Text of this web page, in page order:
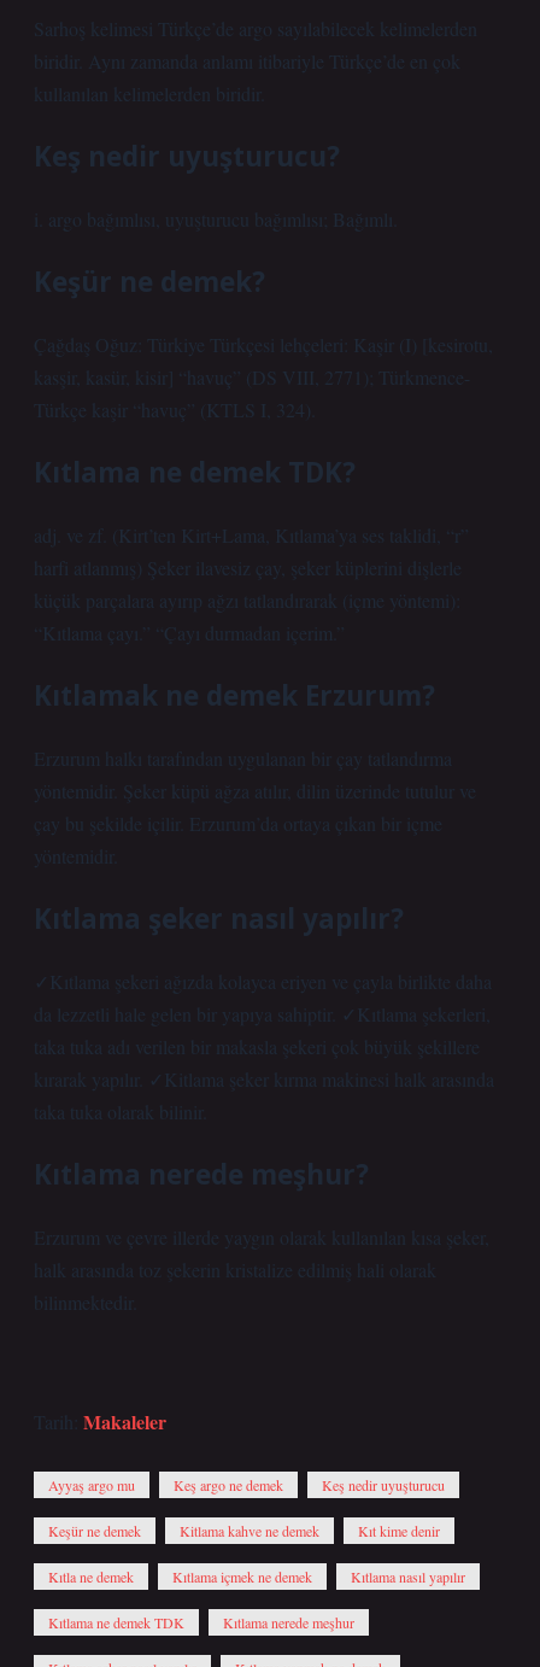
Sarhoş kelimesi Türkçe’de argo sayılabilecek kelimelerden
biridir. Aynı zamanda anlamı itibariyle Türkçe’de en çok
kullanılan kelimelerden biridir.
Keş nedir uyuşturucu?
i. argo bağımlısı, uyuşturucu bağımlısı; Bağımlı.
Keşür ne demek?
Çağdaş Oğuz: Türkiye Türkçesi lehçeleri: Kaşir (I) [kesirotu,
kasşir, kasür, kisir] “havuç” (DS VIII, 2771); Türkmence-
Türkçe kaşir “havuç” (KTLS I, 324).
Kıtlama ne demek TDK?
adj. ve zf. (Kirt’ten Kirt+Lama, Kıtlama’ya ses taklidi, “r”
harfi atlanmış) Şeker ilavesiz çay, şeker küplerini dişlerle
küçük parçalara ayırıp ağzı tatlandırarak (içme yöntemi):
“Kıtlama çayı.” “Çayı durmadan içerim.”
Kıtlamak ne demek Erzurum?
Erzurum halkı tarafından uygulanan bir çay tatlandırma
yöntemidir. Şeker küpü ağza atılır, dilin üzerinde tutulur ve
çay bu şekilde içilir. Erzurum’da ortaya çıkan bir içme
yöntemidir.
Kıtlama şeker nasıl yapılır?
✓Kıtlama şekeri ağızda kolayca eriyen ve çayla birlikte daha
da lezzetli hale gelen bir yapıya sahiptir. ✓Kıtlama şekerleri,
taka tuka adı verilen bir makasla şekeri çok büyük şekillere
kırarak yapılır. ✓Kitlama şeker kırma makinesi halk arasında
taka tuka olarak bilinir.
Kıtlama nerede meşhur?
Erzurum ve çevre illerde yaygın olarak kullanılan kısa şeker,
halk arasında toz şekerin kristalize edilmiş hali olarak
bilinmektedir.
Tarih: Makaleler
Ayyaş argo mu Keş argo ne demek Keş nedir uyuşturucu
Keşür ne demek Kitlama kahve ne demek Kıt kime denir
Kıtla ne demek Kıtlama içmek ne demek Kıtlama nasıl yapılır
Kıtlama ne demek TDK Kıtlama nerede meşhur